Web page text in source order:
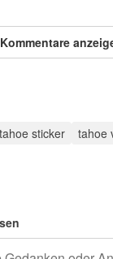
tahoe sticker tahoe